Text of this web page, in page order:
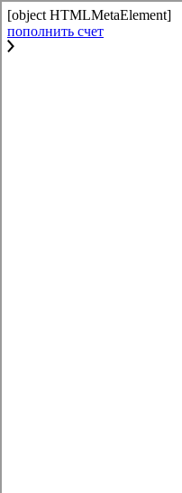
[object HTMLMetaElement]
пополнить счет